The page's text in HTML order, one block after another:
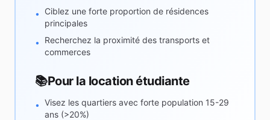
•
Ciblez une forte proportion de résidences
principales
•
Recherchez la proximité des transports et
commerces
📚Pour la location étudiante
• Visez les quartiers avec forte population 15-29
ans (>20%)